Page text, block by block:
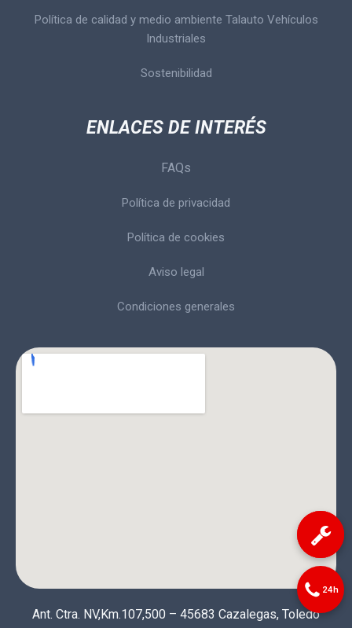
Política de calidad y medio ambiente Talauto Vehículos
Industriales
Sostenibilidad
ENLACES DE INTERÉS
FAQs
Política de privacidad
Política de cookies
Aviso legal
Condiciones generales
Ant. Ctra. NV,Km.107,500 – 45683 Cazalegas, Toledo
24h